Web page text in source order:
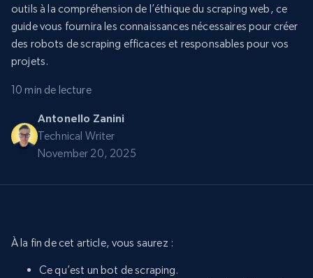
outils à la compréhension de l’éthique du scraping web, ce
guide vous fournira les connaissances nécessaires pour créer
des robots de scraping efficaces et responsables pour vos
projets.
10 min de lecture
Antonello Zanini
Technical Writer
November 20, 2025
À la fin de cet article, vous saurez :
Ce qu’est un bot de scraping.